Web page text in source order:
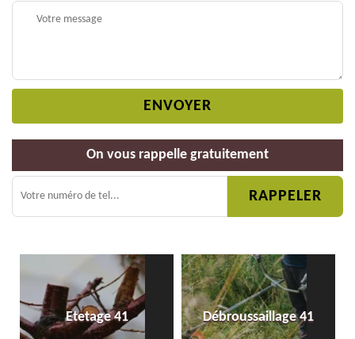
On vous rappelle gratuitement
Etetage 41 Débroussaillage 41